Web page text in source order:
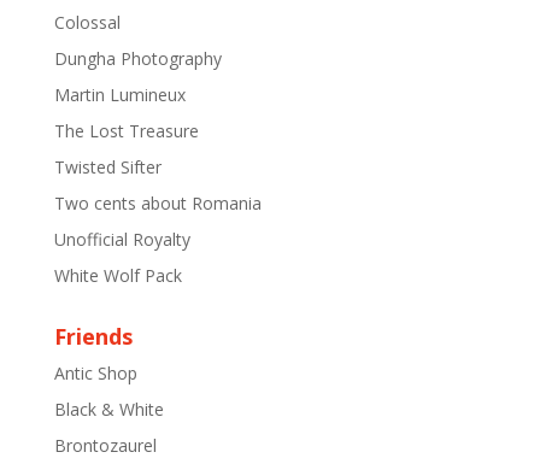
Colossal
Dungha Photography
Martin Lumineux
The Lost Treasure
Twisted Sifter
Two cents about Romania
Unofficial Royalty
White Wolf Pack
Friends
Antic Shop
Black & White
Brontozaurel